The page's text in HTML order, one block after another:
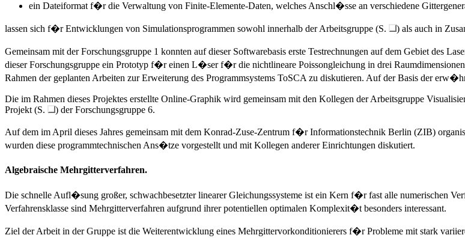
ein Dateiformat f�r die Verwaltung von Finite-Elemente-Daten, welches Anschl�sse an verschiedene
lassen sich f�r Entwicklungen von Simulationsprogrammen sowohl innerhalb der Arbeitsgruppe (S. ) als auch in
Gemeinsam mit der Forschungsgruppe 1 konnten auf dieser Softwarebasis erste Testrechnungen auf dem Gebiet des
dieser Forschungsgruppe ein Prototyp f�r einen L�ser f�r die nichtlineare Poissongleichung in drei
Rahmen der geplanten Arbeiten zur Erweiterung des Programmsystems ToSCA zu diskutieren. Auf der Basis der
Die im Rahmen dieses Projektes erstellte Online-Graphik wird gemeinsam mit den Kollegen der Arbeitsgruppe
Projekt (S.
) der Forschungsgruppe 6.
Auf dem im April dieses Jahres gemeinsam mit dem Konrad-Zuse-Zentrum f�r Informationstechnik Berlin (ZIB)
wurden diese programmtechnischen Ans�tze vorgestellt und mit Kollegen anderer Einrichtungen diskutiert.
Algebraische Mehrgitterverfahren.
Die schnelle Aufl�sung großer, schwachbesetzter linearer Gleichungssysteme ist ein Kern f�r fast alle numerischen
Verfahrensklasse sind Mehrgitterverfahren aufgrund ihrer potentiellen optimalen Komplexit�t besonders interessant.
Ziel der Arbeit in der Gruppe ist die Weiterentwicklung eines Mehrgittervorkonditionierers f�r Probleme mit stark